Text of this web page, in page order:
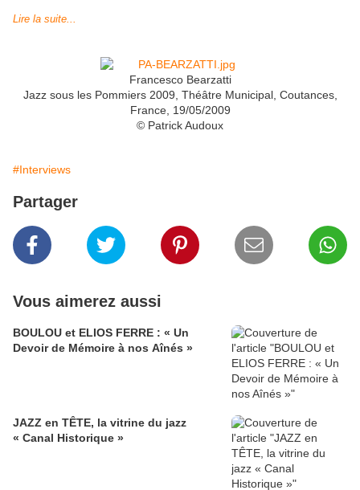
Lire la suite...
Francesco Bearzatti
Jazz sous les Pommiers 2009, Théâtre Municipal, Coutances,
France, 19/05/2009
© Patrick Audoux
#Interviews
Partager
Vous aimerez aussi
BOULOU et ELIOS FERRE : « Un
Devoir de Mémoire à nos Aînés »
JAZZ en TÊTE, la vitrine du jazz
« Canal Historique »